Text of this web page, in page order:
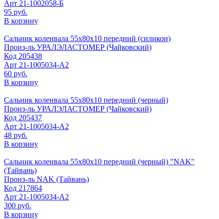
Арт 21-1002058-Б
95 руб.
В корзину
Сальник коленвала 55х80х10 передний (силикон)
Произ-ль УРАЛЭЛАСТОМЕР (Чайковский)
Код 205438
Арт 21-1005034-А2
60 руб.
В корзину
Сальник коленвала 55х80х10 передний (черный)
Произ-ль УРАЛЭЛАСТОМЕР (Чайковский)
Код 205437
Арт 21-1005034-А2
48 руб.
В корзину
Сальник коленвала 55х80х10 передний (черный) "NAK"
(Тайвань)
Произ-ль NAK (Тайвань)
Код 217864
Арт 21-1005034-А2
300 руб.
В корзину